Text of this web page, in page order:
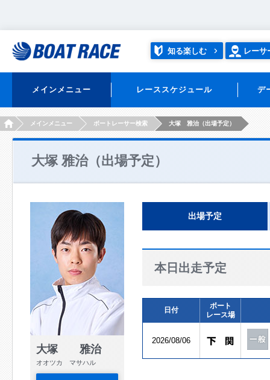
知る楽しむ レーサ
メインメニュー レーススケジュール デ
HOMEメインメニュー ボートレーサー検索 大塚 雅治（出場予定）
大塚 雅治（出場予定）
大塚 雅治
オオツカ マサハル
出場予定
本日出走予定
日付
ボート
レース場
2026/08/06